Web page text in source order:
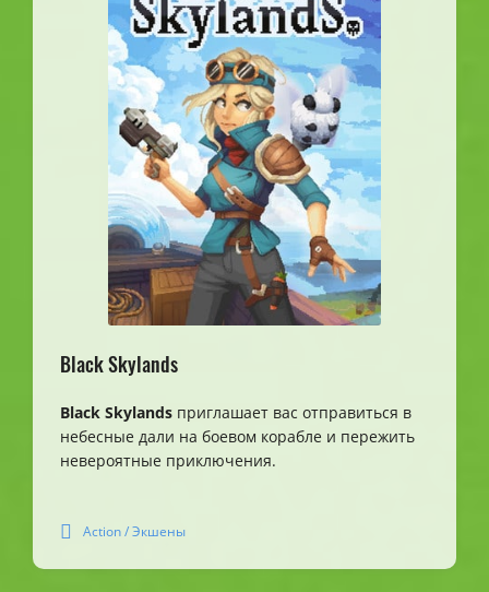
Black Skylands
Black Skylands приглашает вас отправиться в
небесные дали на боевом корабле и пережить
невероятные приключения.
Action / Экшены